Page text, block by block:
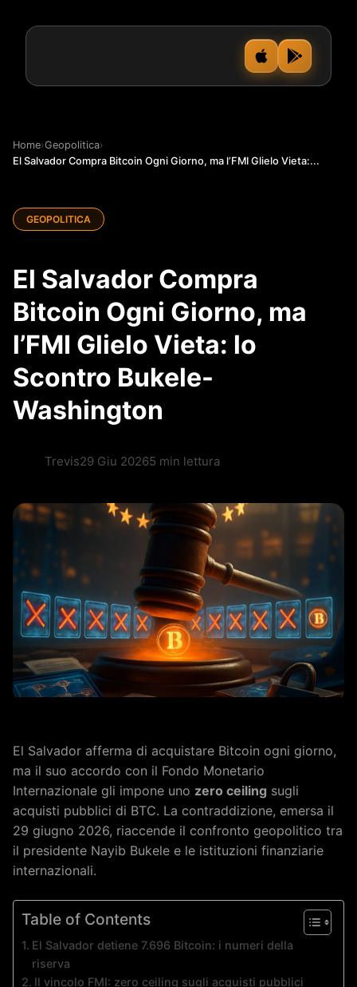
Home›Geopolitica›
El Salvador Compra Bitcoin Ogni Giorno, ma l’FMI Glielo Vieta:...
GEOPOLITICA
El Salvador Compra
Bitcoin Ogni Giorno, ma
l’FMI Glielo Vieta: lo
Scontro Bukele-
Washington
Trevis29 Giu 20265 min lettura
El Salvador afferma di acquistare Bitcoin ogni giorno,
ma il suo accordo con il Fondo Monetario
Internazionale gli impone uno zero ceiling sugli
acquisti pubblici di BTC. La contraddizione, emersa il
29 giugno 2026, riaccende il confronto geopolitico tra
il presidente Nayib Bukele e le istituzioni finanziarie
internazionali.
Table of Contents
El Salvador detiene 7.696 Bitcoin: i numeri della
riserva
Il vincolo FMI: zero ceiling sugli acquisti pubblici